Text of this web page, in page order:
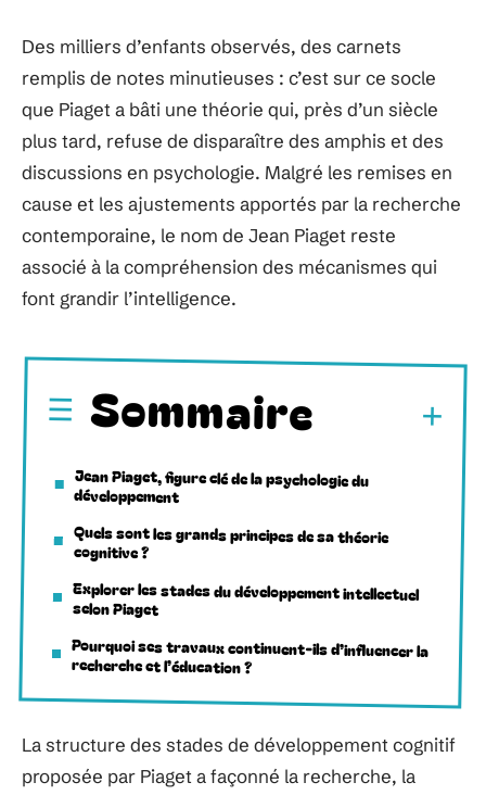
Des milliers d’enfants observés, des carnets
remplis de notes minutieuses : c’est sur ce socle
que Piaget a bâti une théorie qui, près d’un siècle
plus tard, refuse de disparaître des amphis et des
discussions en psychologie. Malgré les remises en
cause et les ajustements apportés par la recherche
contemporaine, le nom de Jean Piaget reste
associé à la compréhension des mécanismes qui
font grandir l’intelligence.
Sommaire
Jean Piaget, figure clé de la psychologie du
développement
Quels sont les grands principes de sa théorie
cognitive ?
Explorer les stades du développement intellectuel
selon Piaget
Pourquoi ses travaux continuent-ils d’influencer la
recherche et l’éducation ?
La structure des stades de développement cognitif
proposée par Piaget a façonné la recherche, la